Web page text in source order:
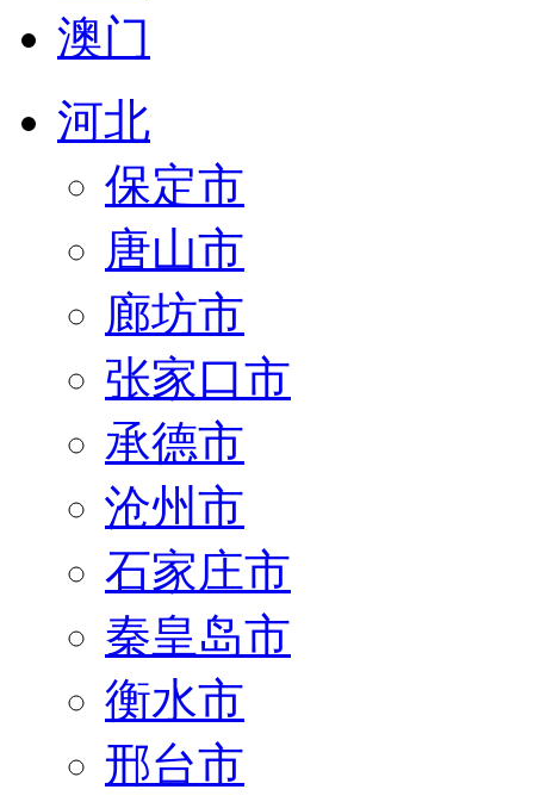
澳门
河北
保定市
唐山市
廊坊市
张家口市
承德市
沧州市
石家庄市
秦皇岛市
衡水市
邢台市